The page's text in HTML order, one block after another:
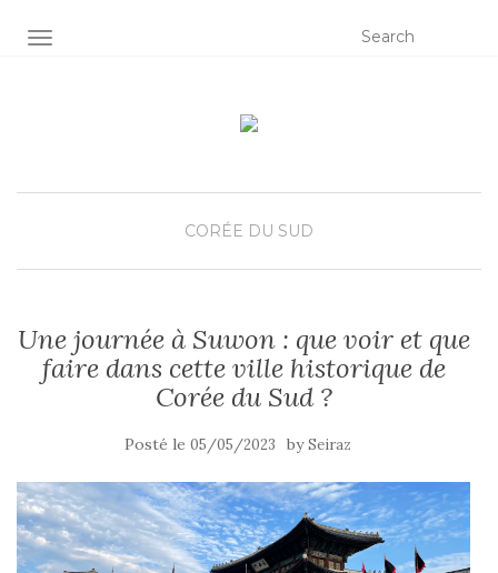
OUVRIR/FERMER LA NAVIGATION
CORÉE DU SUD
Une journée à Suwon : que voir et que
faire dans cette ville historique de
Corée du Sud ?
Posté le 05/05/2023 bySeiraz